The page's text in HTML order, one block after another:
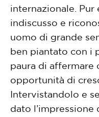
internazionale. Pur
indiscusso e
uomo di grande
ben piantato con i
paura di affermare
opportunità di
Intervistandolo e
dato l’impressione